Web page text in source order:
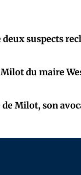
suspects
du maire
Milot, son